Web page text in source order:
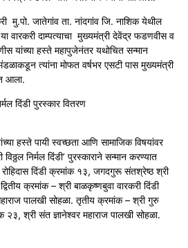
मु.पो. जातेगांव ता. नांदगांव जि. नाशिक येथील
दाम्पत्याचा मुख्यमंत्री देवेंद्र फडणवीस व
यांच्या हस्ते महापुजेनंतर यथोचित सन्मान
त्यांना मोफत वर्षभर एसटी पास मुख्यमंत्री
आला.
दिंडी पुरस्कार वितरण
हस्ते पायी स्वच्छता आणि सामाजिक विषयांवर
निर्मल दिंडी’ पुरस्काराने सन्मान करण्यात
दिंडी क्रमांक १३, जगदगुरू संतश्रेष्ठ श्री
क्रमांक – श्री बाळकृष्णबुवा वारकरी दिंडी
पालखी सोहळा. तृतीय क्रमांक – श्री गुरु
श्री संत ज्ञानेश्वर महाराज पालखी सोहळा.